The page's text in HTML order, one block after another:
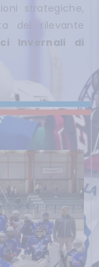
strategiche,
del rilevante
Invernali di